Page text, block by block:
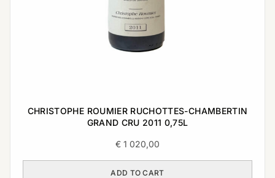
CHRISTOPHE ROUMIER RUCHOTTES-CHAMBERTIN
GRAND CRU 2011 0,75L
€ 1 020,00
ADD TO CART